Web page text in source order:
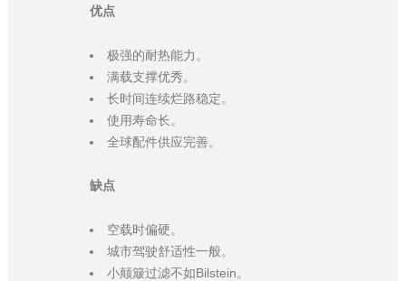
优点
极强的耐热能力。
满载支撑优秀。
长时间连续烂路稳定。
使用寿命长。
全球配件供应完善。
缺点
空载时偏硬。
城市驾驶舒适性一般。
小颠簸过滤不如Bilstein。